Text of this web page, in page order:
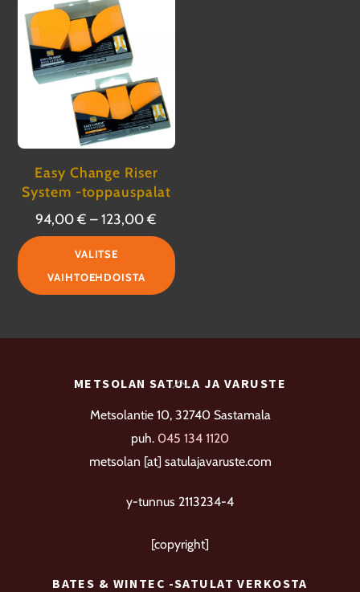
Easy Change Riser
System -toppauspalat
94,00€ – 123,00€
94,00 €
123,00 €
VALITSE
VAIHTOEHDOISTA
tuotteella
muunnelma.
tehdä
valinnat
tuotteen
sivulla.
Back
METSOLAN SATULA JA VARUSTE
Metsolantie 10, 32740 Sastamala
puh. 045 134 1120
metsolan [at] satulajavaruste.com
y-tunnus 2113234-4
[copyright]
BATES & WINTEC -SATULAT VERKOSTA